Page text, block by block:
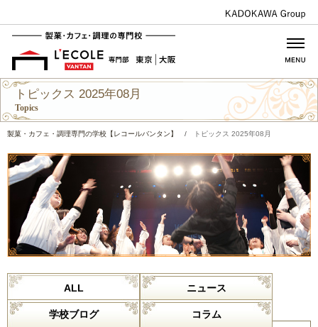
トピックス 2025年08月
Topics
製菓・カフェ・調理専門の学校【レコールバンタン】 / トピックス 2025年08月
ALL ニュース
学校ブログ コラム